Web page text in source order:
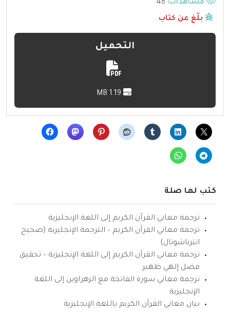
مشاهدات:
بلّغ عن كتاب
التحميل
كتب لها صلة
ترجمة معاني القرآن الكريم إلى اللغة الإنجليزية
ترجمة معاني القرآن الكريم – الترجمة الإنجليزية (صحيح
انترناشونال)
ترجمة معاني القرآن الكريم إلى اللغة الإنجليزية – تحقيق
فضل إلهي ظهير
ترجمة معاني سورة الفاتحة مع الزهراوين إلى اللغة
الإنجليزية
بيان معاني القرآن الكريم باللغة الإنجليزية